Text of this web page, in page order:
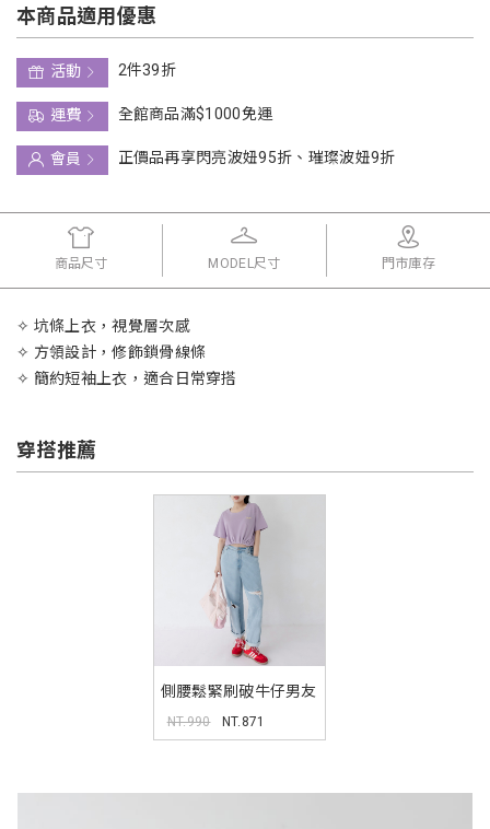
本商品適用優惠
活動
2件39折
運費
全館商品滿$1000免運
會員
正價品再享閃亮波妞95折、璀璨波妞9折
商品尺寸 MODEL尺寸 門市庫存
✧ 坑條上衣，視覺層次感
✧ 方領設計，修飾鎖骨線條
✧ 簡約短袖上衣，適合日常穿搭
穿搭推薦
側腰鬆緊刷破牛仔男友
褲 中大尺碼褲子
NT.990 NT.871